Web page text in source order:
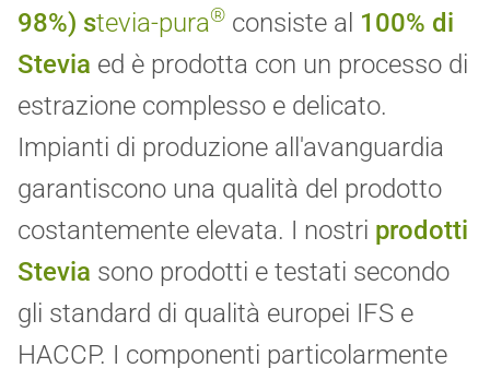
98%) stevia-pura® consiste al 100% di
Stevia ed è prodotta con un processo di
estrazione complesso e delicato.
Impianti di produzione all'avanguardia
garantiscono una qualità del prodotto
costantemente elevata. I nostri prodotti
Stevia sono prodotti e testati secondo
gli standard di qualità europei IFS e
HACCP. I componenti particolarmente